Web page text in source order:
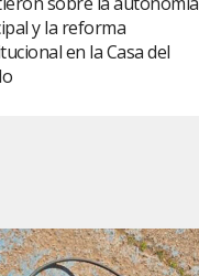
y la reforma
en la Casa del